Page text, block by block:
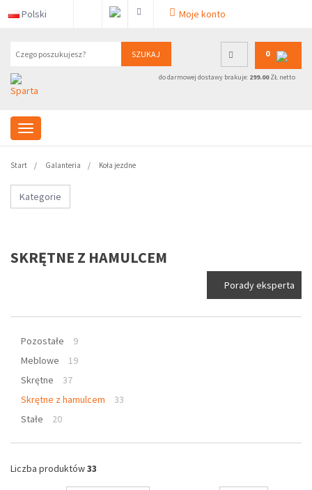
Polski Moje konto
SZUKAJ 0
do darmowej dostawy brakuje: 299.00ZŁ netto
Start Galanteria Koła jezdne
Kategorie
SKRĘTNE Z HAMULCEM
Porady eksperta
Pozostałe
9
Meblowe
19
Skrętne
37
Skrętne z hamulcem
33
Stałe
20
Liczba produktów33